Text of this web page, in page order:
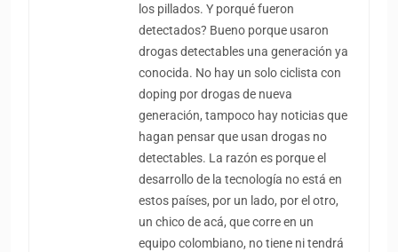
los pillados. Y porqué fueron
detectados? Bueno porque usaron
drogas detectables una generación ya
conocida. No hay un solo ciclista con
doping por drogas de nueva
generación, tampoco hay noticias que
hagan pensar que usan drogas no
detectables. La razón es porque el
desarrollo de la tecnología no está en
estos países, por un lado, por el otro,
un chico de acá, que corre en un
equipo colombiano, no tiene ni tendrá